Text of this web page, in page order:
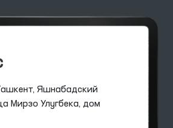
Яшнабадский
Мирзо Улугбека, дом